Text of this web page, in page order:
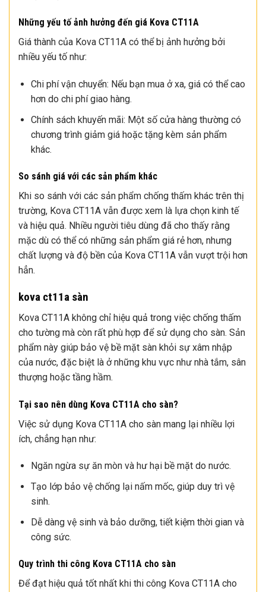
Những yếu tố ảnh hưởng đến giá Kova CT11A
Giá thành của Kova CT11A có thể bị ảnh hưởng bởi
nhiều yếu tố như:
Chi phí vận chuyển: Nếu bạn mua ở xa, giá có thể cao
hơn do chi phí giao hàng.
Chính sách khuyến mãi: Một số cửa hàng thường có
chương trình giảm giá hoặc tặng kèm sản phẩm
khác.
So sánh giá với các sản phẩm khác
Khi so sánh với các sản phẩm chống thấm khác trên thị
trường, Kova CT11A vẫn được xem là lựa chọn kinh tế
và hiệu quả. Nhiều người tiêu dùng đã cho thấy rằng
mặc dù có thể có những sản phẩm giá rẻ hơn, nhưng
chất lượng và độ bền của Kova CT11A vẫn vượt trội hơn
hẳn.
kova ct11a sàn
Kova CT11A không chỉ hiệu quả trong việc chống thấm
cho tường mà còn rất phù hợp để sử dụng cho sàn. Sản
phẩm này giúp bảo vệ bề mặt sàn khỏi sự xâm nhập
của nước, đặc biệt là ở những khu vực như nhà tắm, sân
thượng hoặc tầng hầm.
Tại sao nên dùng Kova CT11A cho sàn?
Việc sử dụng Kova CT11A cho sàn mang lại nhiều lợi
ích, chẳng hạn như:
Ngăn ngừa sự ăn mòn và hư hại bề mặt do nước.
Tạo lớp bảo vệ chống lại nấm mốc, giúp duy trì vệ
sinh.
Dễ dàng vệ sinh và bảo dưỡng, tiết kiệm thời gian và
công sức.
Quy trình thi công Kova CT11A cho sàn
Để đạt hiệu quả tốt nhất khi thi công Kova CT11A cho